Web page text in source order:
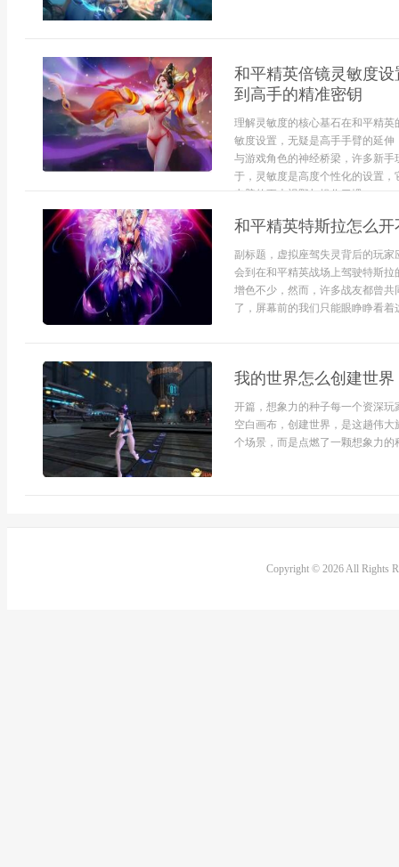
和平精英倍镜灵敏度
到高手的精准密钥
理解灵敏度的核心基石在和平精
敏度设置，无疑是高手手臂的延
与游戏角色的神经桥梁，许多新
于，灵敏度是高度个性化的设置
电脑的更大视野与操作习惯，...
和平精英特斯拉怎么
副标题，虚拟座驾失灵背后的玩
会到在和平精英战场上驾驶特斯
增色不少，然而，许多战友都曾
了，屏幕前的我们只能眼睁睁看
我的世界怎么创建世
开篇，想象力的种子每一个资深
空白画布，创建世界，是这趟伟
个场景，而是点燃了一颗想象力
Copyright © 2026 All Rights